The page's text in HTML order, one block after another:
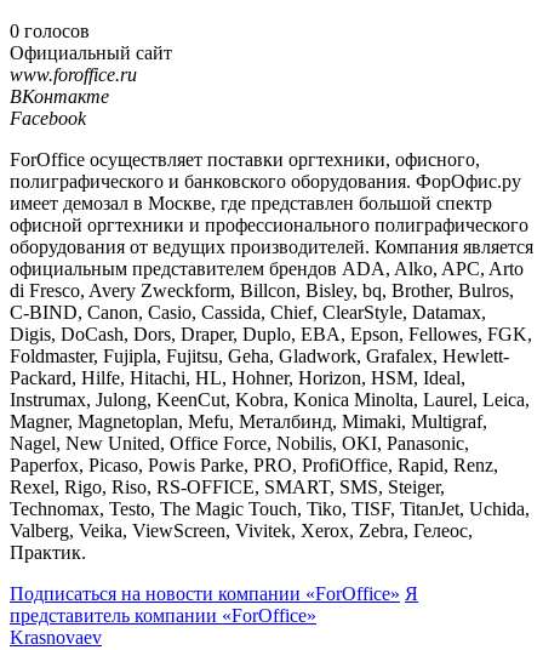
0 голосов
Официальный сайт
www.foroffice.ru
ВКонтакте
Facebook
ForOffice осуществляет поставки оргтехники, офисного,
полиграфического и банковского оборудования. ФорОфис.ру
имеет демозал в Москве, где представлен большой спектр
офисной оргтехники и профессионального полиграфического
оборудования от ведущих производителей. Компания является
официальным представителем брендов ADA, Alko, APC, Arto
di Fresco, Avery Zweckform, Billcon, Bisley, bq, Brother, Bulros,
C-BIND, Canon, Casio, Cassida, Chief, ClearStyle, Datamax,
Digis, DoCash, Dors, Draper, Duplo, EBA, Epson, Fellowes, FGK,
Foldmaster, Fujipla, Fujitsu, Geha, Gladwork, Grafalex, Hewlett-
Packard, Hilfe, Hitachi, HL, Hohner, Horizon, HSM, Ideal,
Instrumax, Julong, KeenCut, Kobra, Konica Minolta, Laurel, Leica,
Magner, Magnetoplan, Mefu, Металбинд, Mimaki, Multigraf,
Nagel, New United, Office Force, Nobilis, OKI, Panasonic,
Paperfox, Picaso, Powis Parke, PRO, ProfiOffice, Rapid, Renz,
Rexel, Rigo, Riso, RS-OFFICE, SMART, SMS, Steiger,
Technomax, Testo, The Magic Touch, Tiko, TISF, TitanJet, Uchida,
Valberg, Veika, ViewScreen, Vivitek, Xerox, Zebra, Гелеос,
Практик.
Подписаться на новости компании «ForOffice» Я
представитель компании «ForOffice»
Krasnovaev